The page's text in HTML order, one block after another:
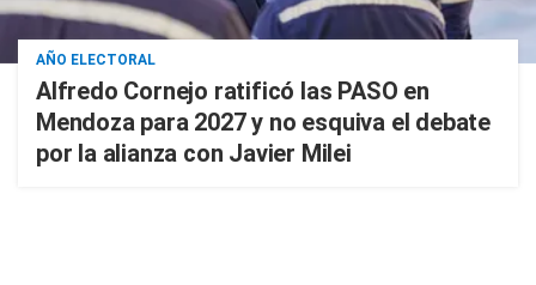
AÑO ELECTORAL
Alfredo Cornejo ratificó las PASO en
Mendoza para 2027 y no esquiva el debate
por la alianza con Javier Milei